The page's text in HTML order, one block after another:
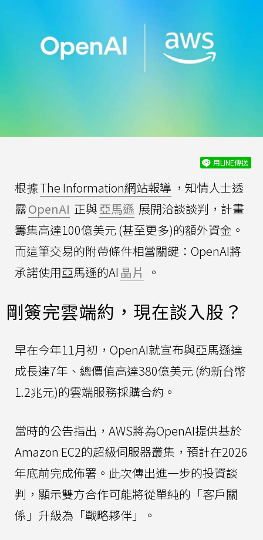
用LINE傳送
根據The Information網站報導 ，知情人士透
露OpenAI 正與亞馬遜 展開洽談談判，計畫
籌集高達100億美元 (甚至更多)的額外資金。
而這筆交易的附帶條件相當關鍵：OpenAI將
承諾使用亞馬遜的AI 晶片 。
剛簽完雲端約，現在談入股？
早在今年11月初，OpenAI就宣布與亞馬遜達
成長達7年、總價值高達380億美元 (約新台幣
1.2兆元)的雲端服務採購合約。
當時的公告指出，AWS將為OpenAI提供基於
Amazon EC2的超級伺服器叢集，預計在2026
年底前完成佈署。此次傳出進一步的投資談
判，顯示雙方合作可能將從單純的「客戶關
係」升級為「戰略夥伴」。